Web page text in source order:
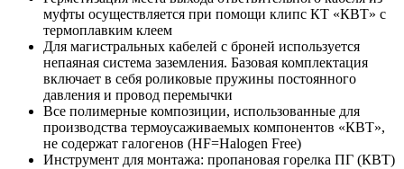
муфты осуществляется при помощи клипс КТ «КВТ» с
термоплавким клеем
Для магистральных кабелей с броней используется
непаяная система заземления. Базовая комплектация
включает в себя роликовые пружины постоянного
давления и провод перемычки
Все полимерные композиции, использованные для
производства термоусаживаемых компонентов «КВТ»,
не содержат галогенов (HF=Halogen Free)
Инструмент для монтажа: пропановая горелка ПГ (КВТ)